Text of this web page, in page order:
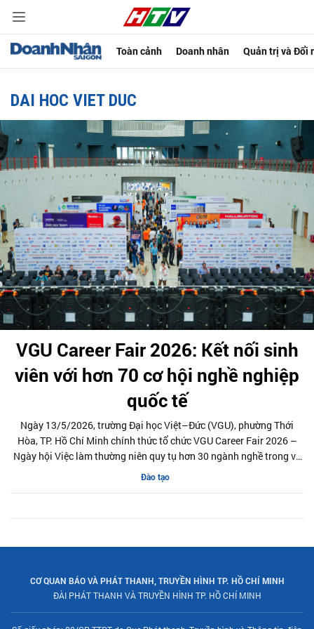
Toàn cảnh Doanh nhân Quản trị và Đổi
DAI HOC VIET DUC
VGU Career Fair 2026: Kết nối sinh
viên với hơn 70 cơ hội nghề nghiệp
quốc tế
Ngày 13/5/2026, trường Đại học Việt–Đức (VGU), phường Thới
Hòa, TP. Hồ Chí Minh chính thức tổ chức VGU Career Fair 2026 –
Ngày hội Việc làm thường niên quy tụ hơn 30 ngành nghề trong và
ngoài nước, mang đến hơn 80 cơ hội việc làm và thực tập, trở thành
điểm hẹn kết nối trực tiếp giữa hang ngàn sinh viên trong trường
Đào tạo
CƠ QUAN BÁO VÀ PHÁT THANH, TRUYỀN HÌNH TP. HỒ CHÍ MINH
ĐÀI PHÁT THANH VÀ TRUYỀN HÌNH TP. HỒ CHÍ MINH